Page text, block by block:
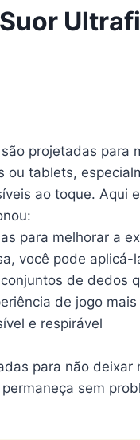
projetadas para
ou tablets,
ao toque. Aqui
para melhorar a
você pode aplicá-
de dedos
de jogo
e respirável
para não
sem